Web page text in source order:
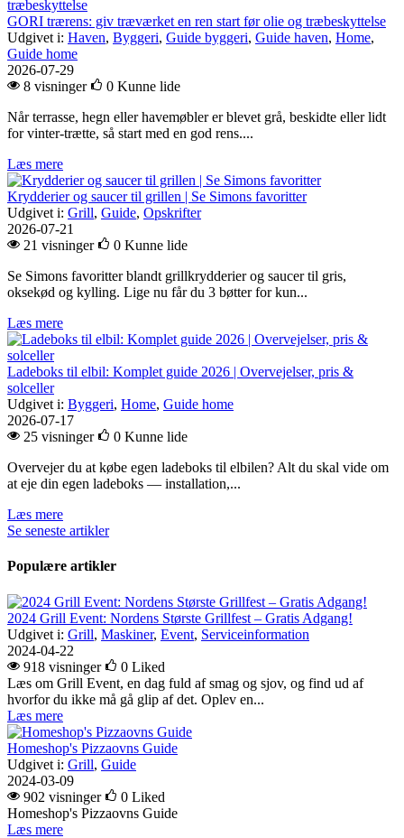
GORI trærens: giv træværket en ren start før olie og træbeskyttelse
Udgivet i: Haven, Byggeri, Guide byggeri, Guide haven, Home,
Guide home
2026-07-29
8 visninger
0 Kunne lide
Når terrasse, hegn eller havemøbler er blevet grå, beskidte eller lidt
for vinter-trætte, så start med en god rens....
Læs mere
Krydderier og saucer til grillen | Se Simons favoritter
Udgivet i: Grill, Guide, Opskrifter
2026-07-21
21 visninger
0 Kunne lide
Se Simons favoritter blandt grillkrydderier og saucer til gris,
oksekød og kylling. Lige nu får du 3 bøtter for kun...
Læs mere
Ladeboks til elbil: Komplet guide 2026 | Overvejelser, pris &
solceller
Udgivet i: Byggeri, Home, Guide home
2026-07-17
25 visninger
0 Kunne lide
Overvejer du at købe egen ladeboks til elbilen? Alt du skal vide om
at eje din egen ladeboks — installation,...
Læs mere
Se seneste artikler
Populære artikler
2024 Grill Event: Nordens Største Grillfest – Gratis Adgang!
Udgivet i: Grill, Maskiner, Event, Serviceinformation
2024-04-22
918 visninger
0 Liked
Læs om Grill Event, en dag fuld af smag og sjov, og find ud af
hvorfor du ikke må gå glip af det. Oplev en...
Læs mere
Homeshop's Pizzaovns Guide
Udgivet i: Grill, Guide
2024-03-09
902 visninger
0 Liked
Homeshop's Pizzaovns Guide
Læs mere